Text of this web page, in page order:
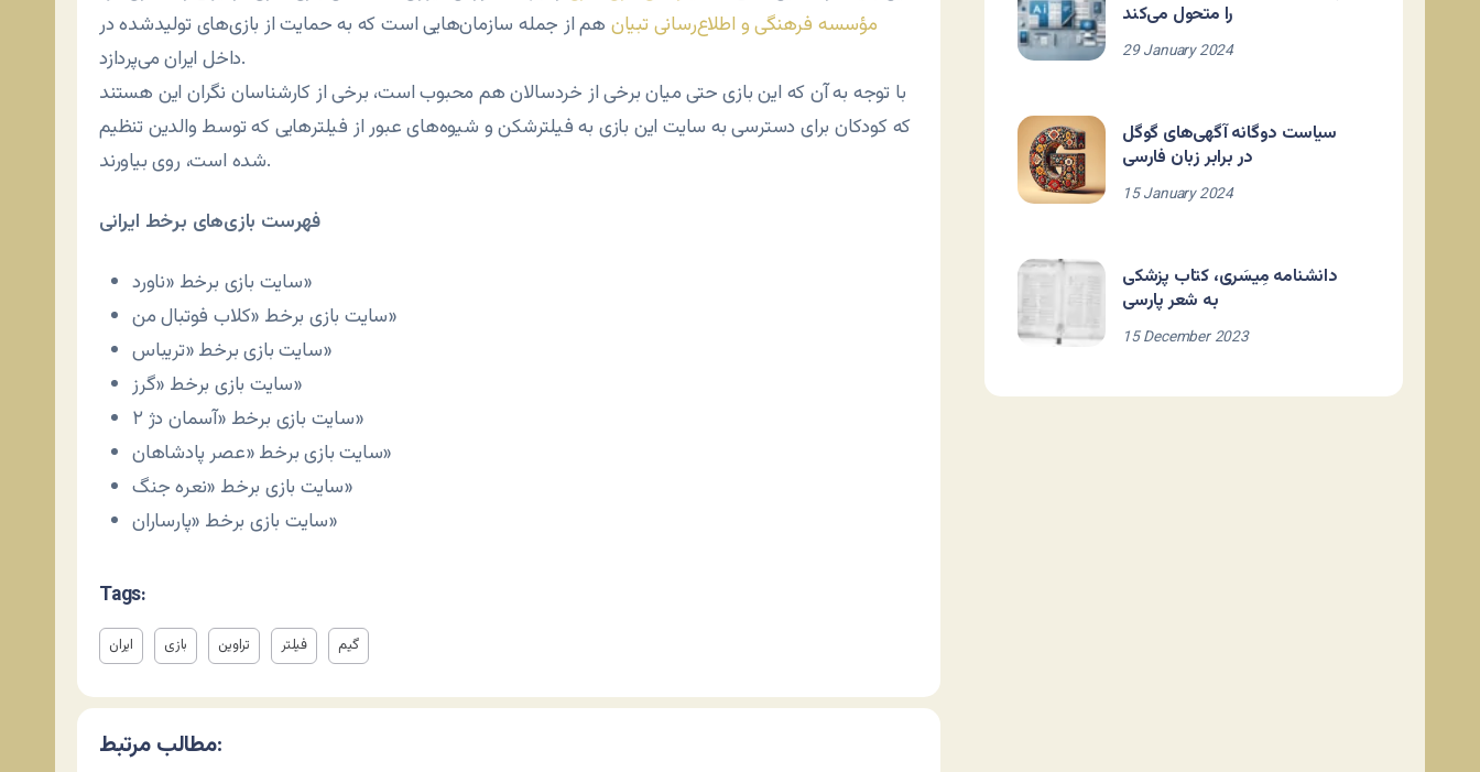
مؤسسه فرهنگی و اطلاع‌رسانی تبیان هم از جمله سازمان‌هایی است که به حمایت از بازی‌های تولیدشده در
داخل ایران می‌پردازد.
با توجه به آن که این بازی حتی میان برخی از خردسالان هم محبوب است، برخی از کارشناسان نگران این هستند
که کودکان برای دسترسی به سایت این بازی به فیلترشکن و شیوه‌های عبور از فیلترهایی که توسط والدین تنظیم
شده است، روی بیاورند.
فهرست بازی‌های برخط ایرانی
سایت بازی برخط «ناورد»
سایت بازی برخط «کلاب فوتبال من»
سایت بازی برخط «تریباس»
سایت بازی برخط «گرز»
سایت بازی برخط «آسمان دژ ۲»
سایت بازی برخط «عصر پادشاهان»
سایت بازی برخط «نعره جنگ»
سایت بازی برخط «پارساران»
Tags:
ایران بازی تراوین فیلتر گیم
مطالب مرتبط:
را متحول می‌کند
29 January 2024
سیاست دوگانه آگهی‌های گوگل
در برابر زبان فارسی
15 January 2024
دانشنامه مِیسَری، کتاب پزشکی
به شعر پارسی
15 December 2023